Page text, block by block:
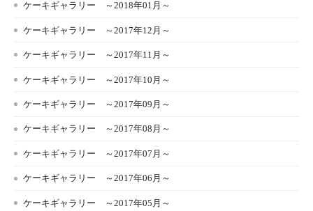
ケーキギャラリー ～2018年01月～
ケーキギャラリー ～2017年12月～
ケーキギャラリー ～2017年11月～
ケーキギャラリー ～2017年10月～
ケーキギャラリー ～2017年09月～
ケーキギャラリー ～2017年08月～
ケーキギャラリー ～2017年07月～
ケーキギャラリー ～2017年06月～
ケーキギャラリー ～2017年05月～